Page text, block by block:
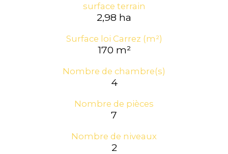
surface terrain
2,98 ha
Surface loi Carrez (m²)
170 m²
Nombre de chambre(s)
4
Nombre de pièces
7
Nombre de niveaux
2